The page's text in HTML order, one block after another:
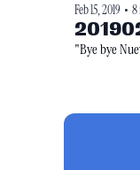
Feb 15, 2019 • 8
"Bye bye